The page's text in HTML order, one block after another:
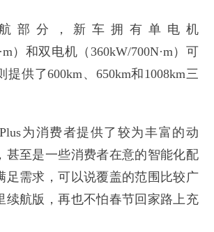
部分，新车拥有单电机
）和双电机（360kW/700N·m）可
提供了600km、650km和1008km三
为消费者提供了较为丰富的动
甚至是一些消费者在意的智能化配
足需求，可以说覆盖的范围比较广
续航版，再也不怕春节回家路上充